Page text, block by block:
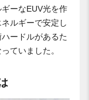
ーなEUV光を作
ルギーで安定し
ードルがあるた
ていました。